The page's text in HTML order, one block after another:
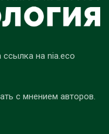
ссылка на nia.eco
с мнением авторов.